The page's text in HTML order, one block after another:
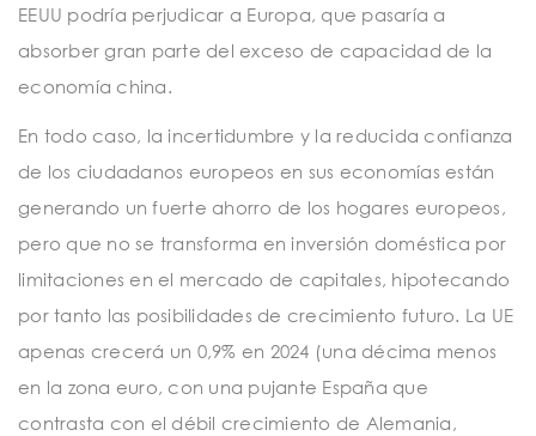
EEUU podría perjudicar a Europa, que pasaría a
absorber gran parte del exceso de capacidad de la
economía china.
En todo caso, la incertidumbre y la reducida confianza
de los ciudadanos europeos en sus economías están
generando un fuerte ahorro de los hogares europeos,
pero que no se transforma en inversión doméstica por
limitaciones en el mercado de capitales, hipotecando
por tanto las posibilidades de crecimiento futuro. La UE
apenas crecerá un 0,9% en 2024 (una décima menos
en la zona euro, con una pujante España que
contrasta con el débil crecimiento de Alemania,